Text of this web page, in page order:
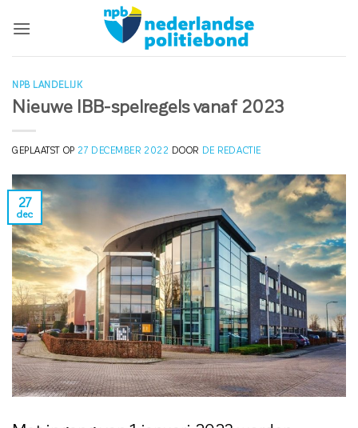
naar
NPB LANDELIJK
Nieuwe IBB-spelregels vanaf 2023
GEPLAATST OP 27 DECEMBER 2022 DOOR DE REDACTIE
27
dec